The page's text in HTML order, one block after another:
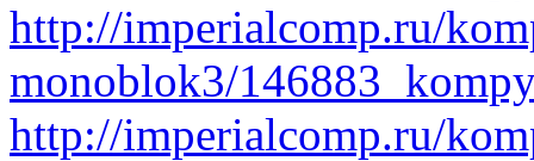
http://imperialcomp.ru/
monoblok3/
http://imperialcomp.ru/